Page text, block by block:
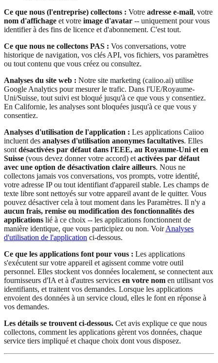
Ce que nous (l'entreprise) collectons : Votre adresse e-mail, votre
nom d'affichage et votre image d'avatar -- uniquement pour vous
identifier à des fins de licence et d'abonnement. C'est tout.
Ce que nous ne collectons PAS : Vos conversations, votre
historique de navigation, vos clés API, vos fichiers, vos paramètres
ou tout contenu que vous créez ou consultez.
Analyses du site web : Notre site marketing (caiioo.ai) utilise
Google Analytics pour mesurer le trafic. Dans l'UE/Royaume-
Uni/Suisse, tout suivi est bloqué jusqu'à ce que vous y consentiez.
En Californie, les analyses sont bloquées jusqu'à ce que vous y
consentiez.
Analyses d'utilisation de l'application : Les applications Caiioo
incluent des analyses d'utilisation anonymes facultatives. Elles
sont désactivées par défaut dans l'EEE, au Royaume-Uni et en
Suisse (vous devez donner votre accord) et activées par défaut
avec une option de désactivation claire ailleurs. Nous ne
collectons jamais vos conversations, vos prompts, votre identité,
votre adresse IP ou tout identifiant d'appareil stable. Les champs de
texte libre sont nettoyés sur votre appareil avant de le quitter. Vous
pouvez désactiver cela à tout moment dans les Paramètres. Il n'y a
aucun frais, remise ou modification des fonctionnalités des
applications lié à ce choix -- les applications fonctionnent de
manière identique, que vous participiez ou non. VoirAnalyses
d'utilisation de l'application ci-dessous.
Ce que les applications font pour vous : Les applications
s'exécutent sur votre appareil et agissent comme votre outil
personnel. Elles stockent vos données localement, se connectent aux
fournisseurs d'IA et à d'autres services en votre nom en utilisant vos
identifiants, et traitent vos demandes. Lorsque les applications
envoient des données à un service cloud, elles le font en réponse à
vos demandes.
Les détails se trouvent ci-dessous. Cet avis explique ce que nous
collectons, comment les applications gèrent vos données, chaque
service tiers impliqué et chaque choix dont vous disposez.